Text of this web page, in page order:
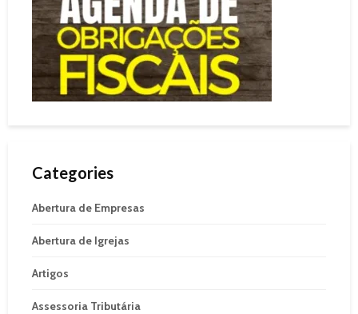
Categories
Abertura de Empresas
Abertura de Igrejas
Artigos
Assessoria Tributária